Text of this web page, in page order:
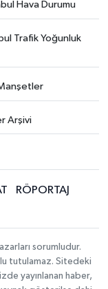
Hava Durumu
Trafik Yoğunluk
Arşivi
RÖPORTAJ
sorumludur.
tutulamaz. Sitedeki
yayınlanan haber,